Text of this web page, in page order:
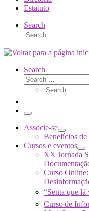
Estatuto
Search
Search
Search
Search
Search
Menu
Associe-se
Benefícios de
Cursos e eventos
XX Jornada
Curso Online:
“Senta que
Curso de